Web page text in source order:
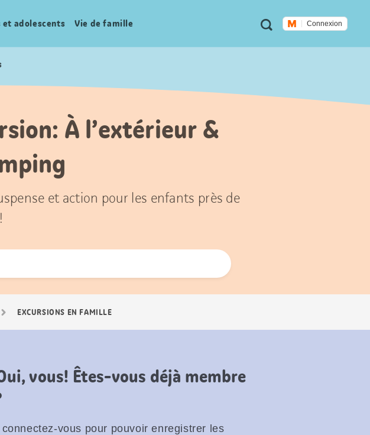
Métanavigation
RechercheConnexion
et adolescents Vie de famille
À l’extérieur &
et action pour les enfants près de
EXCURSIONS EN FAMILLE
vous! Êtes-vous déjà membre
connectez-vous pour pouvoir enregistrer les